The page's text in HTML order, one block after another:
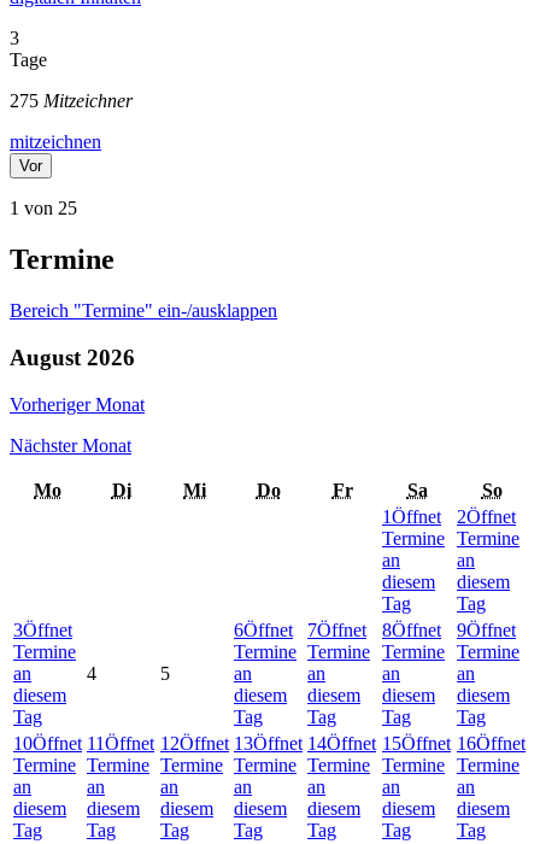
3
Tage
275 Mitzeichner
mitzeichnen
Vor
1 von 25
Termine
Bereich "Termine" ein-/ausklappen
August 2026
Vorheriger Monat
Nächster Monat
Mo Di Mi Do Fr Sa
So
1Öffnet
Termine
an
diesem
Tag
2Öffnet
Termine
an
diesem
Tag
3Öffnet
Termine
an
diesem
Tag
4 5
6Öffnet
Termine
an
diesem
Tag
7Öffnet
Termine
an
diesem
Tag
8Öffnet
Termine
an
diesem
Tag
9Öffnet
Termine
an
diesem
Tag
10Öffnet
Termine
an
diesem
Tag
11Öffnet
Termine
an
diesem
Tag
12Öffnet
Termine
an
diesem
Tag
13Öffnet
Termine
an
diesem
Tag
14Öffnet
Termine
an
diesem
Tag
15Öffnet
Termine
an
diesem
Tag
16Öffnet
Termine
an
diesem
Tag